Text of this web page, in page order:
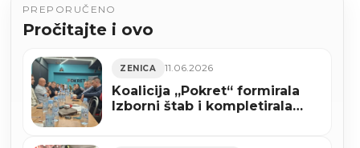
PREPORUČENO
Pročitajte i ovo
ZENICA 11.06.2026
Koalicija „Pokret“ formirala
Izborni štab i kompletirala